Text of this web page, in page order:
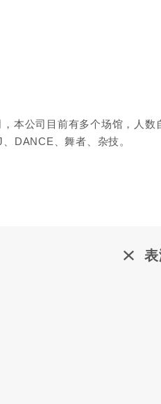
，本公司目前有多个场馆，人
DANCE、舞者、杂技。
表